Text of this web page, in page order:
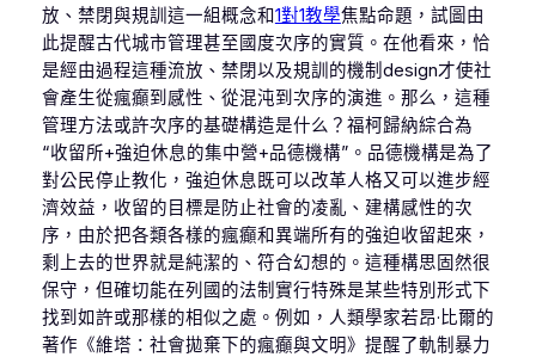
放、禁閉與規訓這一組概念和1對1教學焦點命題，試圖由
此提醒古代城市管理甚至國度次序的實質。在他看來，恰
是經由過程這種流放、禁閉以及規訓的機制design才使社
會產生從瘋癲到感性、從混沌到次序的演進。那么，這種
管理方法或許次序的基礎構造是什么？福柯歸納綜合為
“收留所+強迫休息的集中營+品德機構”。品德機構是為了
對公民停止教化，強迫休息既可以改革人格又可以進步經
濟效益，收留的目標是防止社會的凌亂、建構感性的次
序，由於把各類各樣的瘋癲和異端所有的強迫收留起來，
剩上去的世界就是純潔的、符合幻想的。這種構思固然很
保守，但確切能在列國的法制實行特殊是某些特別形式下
找到如許或那樣的相似之處。例如，人類學家若昂·比爾的
著作《維塔：社會拋棄下的瘋癲與文明》提醒了軌制暴力